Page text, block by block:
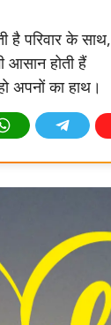
है परिवार के साथ,
आसान होती हैं
अपनों का हाथ।